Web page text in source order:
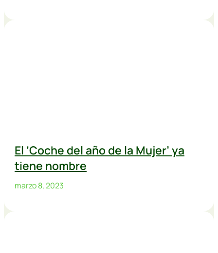
El ‘Coche del año de la Mujer’ ya
tiene nombre
marzo 8, 2023